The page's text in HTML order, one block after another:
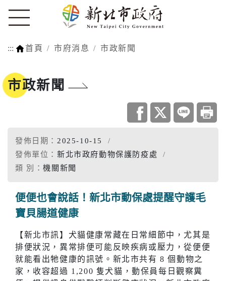
::: 首頁 市府消息 市政新聞
市政新聞
發佈日期： 2025-10-15
發佈單位： 新北市政府動物保護防疫處
類 別：機關新聞
便便也會說話！新北市動保處提醒守護毛
寶貝腸道健康
【新北市訊】犬貓健康常藏在日常細節中，尤其是
排便狀況，異常排便可能反映疾病或壓力，從便便
就能看出牠健康的訊號。新北市共有 8 個動物之
家，收容超過 1,200 隻犬貓，動保員每日觀察糞